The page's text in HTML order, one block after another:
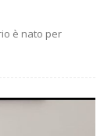
è nato per